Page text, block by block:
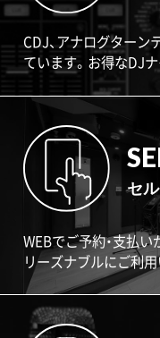
CDJ、アナログター
ています。お得なDJ
セ
WEBでご予約・支払
リーズナブルにご利用